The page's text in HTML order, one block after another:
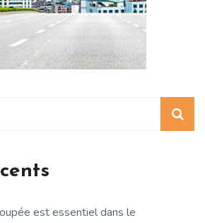
est essentiel dans le